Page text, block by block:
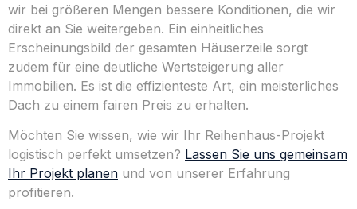
wir bei größeren Mengen bessere Konditionen, die wir
direkt an Sie weitergeben. Ein einheitliches
Erscheinungsbild der gesamten Häuserzeile sorgt
zudem für eine deutliche Wertsteigerung aller
Immobilien. Es ist die effizienteste Art, ein meisterliches
Dach zu einem fairen Preis zu erhalten.
Möchten Sie wissen, wie wir Ihr Reihenhaus-Projekt
logistisch perfekt umsetzen? Lassen Sie uns gemeinsam
Ihr Projekt planen und von unserer Erfahrung
profitieren.